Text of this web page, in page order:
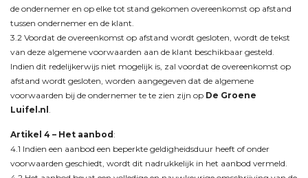
de ondernemer en op elke tot stand gekomen overeenkomst op afstand
tussen ondernemer en de klant.
3.2 Voordat de overeenkomst op afstand wordt gesloten, wordt de tekst
van deze algemene voorwaarden aan de klant beschikbaar gesteld.
Indien dit redelijkerwijs niet mogelijk is, zal voordat de overeenkomst op
afstand wordt gesloten, worden aangegeven dat de algemene
voorwaarden bij de ondernemer te te zien zijn op De Groene
Luifel.nl .
Artikel 4 – Het aanbod :
4.1 Indien een aanbod een beperkte geldigheidsduur heeft of onder
voorwaarden geschiedt, wordt dit nadrukkelijk in het aanbod vermeld.